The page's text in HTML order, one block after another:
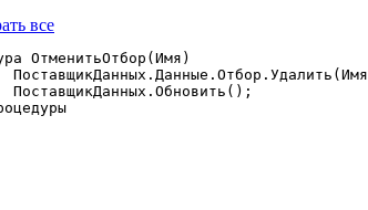
ОтменитьОтбор(Имя)